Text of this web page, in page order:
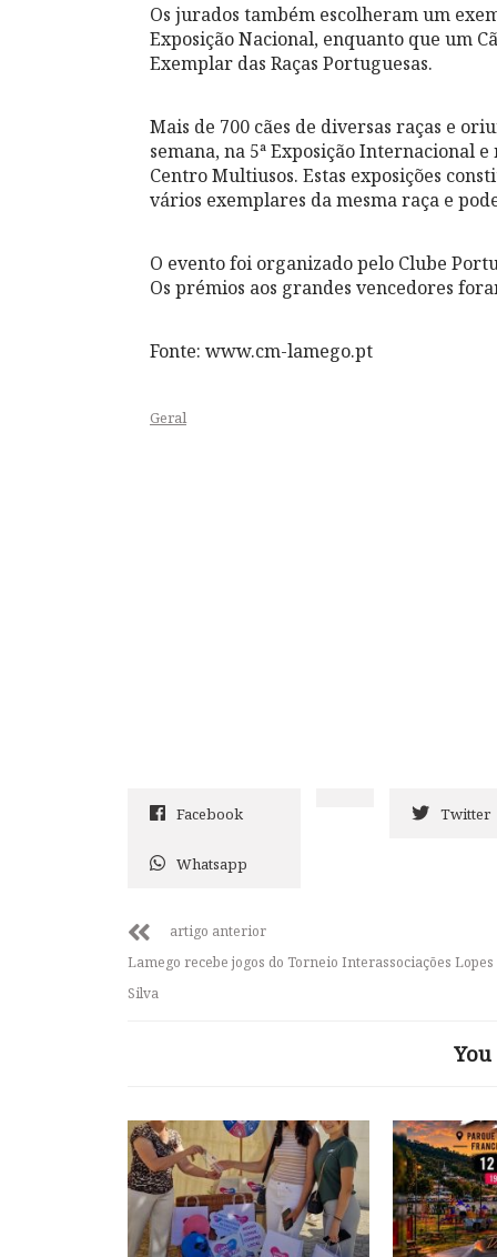
Os jurados também escolheram um
Exposição Nacional, enquanto que um
Exemplar das Raças Portuguesas.
Mais de 700 cães de diversas raças e
semana, na 5ª Exposição Internacional
Centro Multiusos. Estas exposições
vários exemplares da mesma raça e
O evento foi organizado pelo Clube
Os prémios aos grandes vencedores
Fonte: www.cm-lamego.pt
Geral
Facebook Twitter
Whatsapp
artigo anterior
Lamego recebe jogos do Torneio Interassociações Lopes
Silva